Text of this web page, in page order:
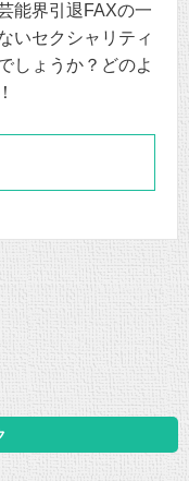
能界引退FAXの一
いセクシャリティ
しょうか？どのよ